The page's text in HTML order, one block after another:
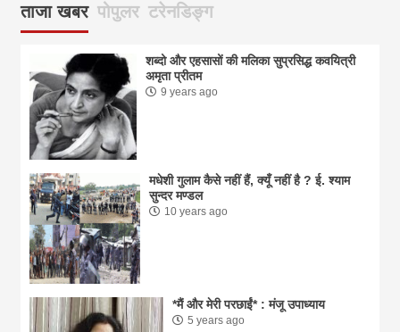
ताजा खबर पोपुलर टरेनडिङ्ग
शब्दो और एहसासों की मलिका सुप्रसिद्ध कवयित्री
अमृता प्रीतम
9 years ago
मधेशी गुलाम कैसे नहीं हैं, क्यूँ नहीं है ? ई. श्याम
सुन्दर मण्डल
10 years ago
*मैं और मेरी परछाईं* : मंजू उपाध्याय
5 years ago